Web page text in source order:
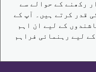
رکھنے کے حوالے سے
قدر کرتے ہیں۔ آپ کے
کے لیے ان اہم
لیے رہنمائی فراہم